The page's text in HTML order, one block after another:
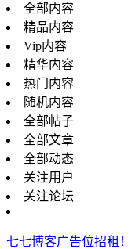
全部内容
精品内容
Vip内容
精华内容
热门内容
随机内容
全部帖子
全部文章
全部动态
关注用户
关注论坛
七七博客广告位招租！